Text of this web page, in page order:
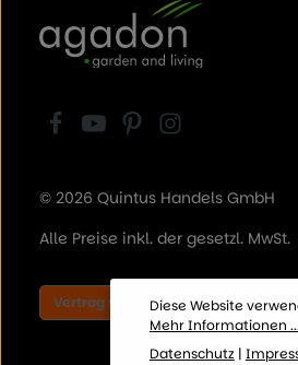
© 2026 Quintus Handels GmbH
Alle Preise inkl. der gesetzl. MwSt.
Vertrag widerrufenDiese Website
Mehr Informationen
Datenschutz |